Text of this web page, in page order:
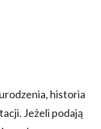
historia
Jeżeli podają